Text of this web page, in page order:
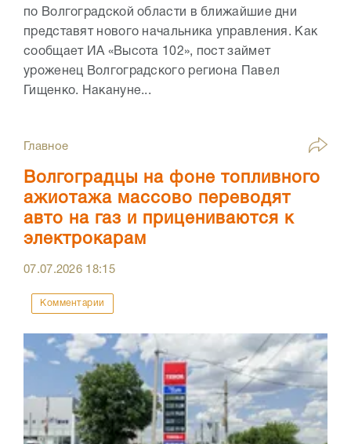
по Волгоградской области в ближайшие дни
представят нового начальника управления. Как
сообщает ИА «Высота 102», пост займет
уроженец Волгоградского региона Павел
Гищенко. Накануне...
Главное
Волгоградцы на фоне топливного
ажиотажа массово переводят
авто на газ и прицениваются к
электрокарам
07.07.2026 18:15
Комментарии